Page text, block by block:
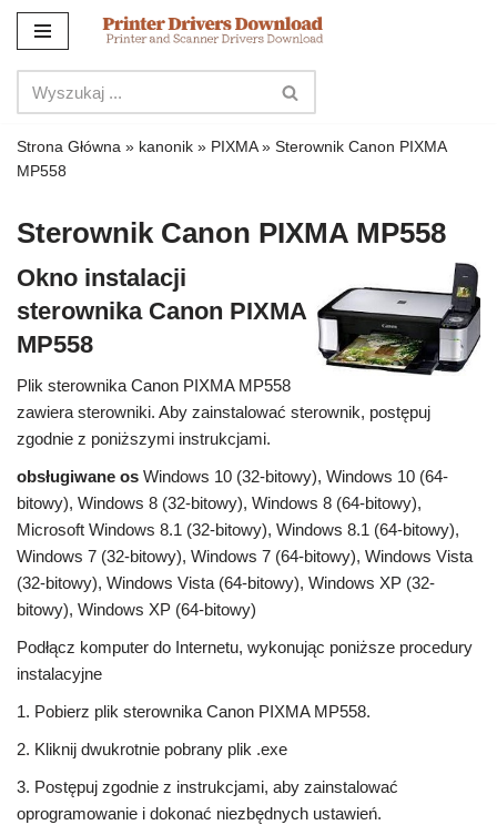
do
treści
Strona Główna » kanonik » PIXMA» Sterownik Canon PIXMA
MP558
Sterownik Canon PIXMA MP558
Okno instalacji
sterownika Canon PIXMA
MP558
Plik sterownika Canon PIXMA MP558
zawiera sterowniki. Aby zainstalować sterownik, postępuj
zgodnie z poniższymi instrukcjami.
obsługiwane os Windows 10 (32-bitowy), Windows 10 (64-
bitowy), Windows 8 (32-bitowy), Windows 8 (64-bitowy),
Microsoft Windows 8.1 (32-bitowy), Windows 8.1 (64-bitowy),
Windows 7 (32-bitowy), Windows 7 (64-bitowy), Windows Vista
(32-bitowy), Windows Vista (64-bitowy), Windows XP (32-
bitowy), Windows XP (64-bitowy)
Podłącz komputer do Internetu, wykonując poniższe procedury
instalacyjne
1. Pobierz plik sterownika Canon PIXMA MP558.
2. Kliknij dwukrotnie pobrany plik .exe
3. Postępuj zgodnie z instrukcjami, aby zainstalować
oprogramowanie i dokonać niezbędnych ustawień.